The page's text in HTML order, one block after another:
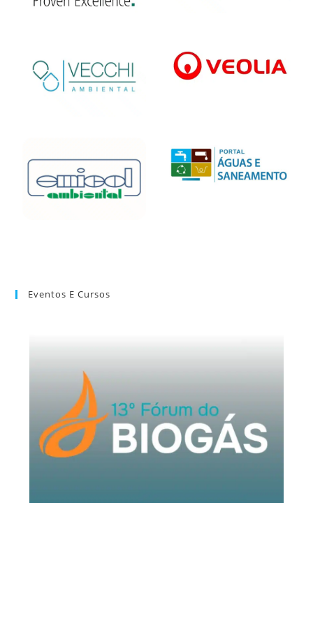
Eventos E Cursos